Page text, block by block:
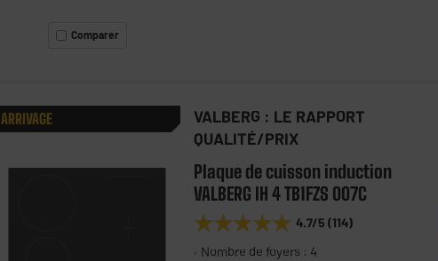
Comparer
ARRIVAGE
VALBERG : LE RAPPORT
QUALITÉ/PRIX
Plaque de cuisson induction
VALBERG IH 4 TB1FZS 007C
★★★★★
★★★★★ 4.7/5 (114)
Nombre de foyers : 4